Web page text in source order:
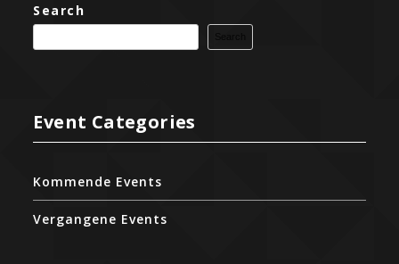
Search
Event Categories
Kommende Events
Vergangene Events